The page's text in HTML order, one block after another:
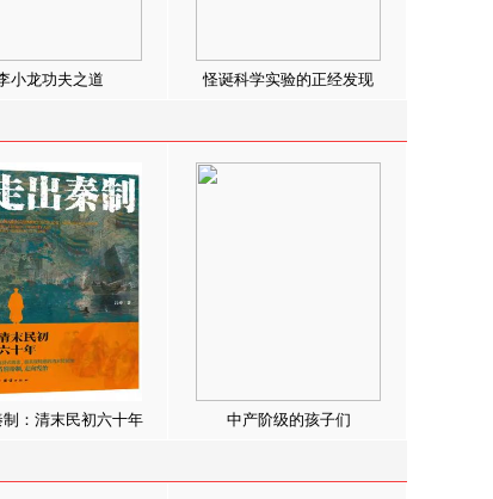
小龙功夫之道 怪诞科学实验的正经发现
制：清末民初六十年 中产阶级的孩子们